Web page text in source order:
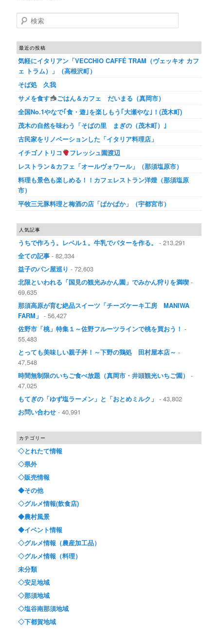
検索
最近の投稿
気軽にイタリアン「VECCHIO CAFFÉ TRAM（ヴェッキオ カフ
ェ トラム）」（高根沢町）
そば処 久我
サメを食す
ごはん＆カフェ だいまる（真岡市）
全国No.1やなで｢食・遊｣を楽しもう｢大瀬やな｣！(茂木町)
茂木の自然を味わう「そばの里 まぎの（茂木町）｣
古民家をリノベーションした「イタリア料理店」
イチゴノトリコ
フレッシュ園渡辺
レストラン＆カフェ「オールヴォワール」（那須塩原市）
料理も景色も楽しめる！！カフェレストラン洋燈（那須塩原
市）
平牧三元豚料理と梅酒の店「ぱかぱか」（宇都宮市）
人気記事
うちで作ろう。レベル１。牛乳でバターを作る。
- 213,291
全ての記事 - 82,334
益子のパン屋巡り - 72,603
北限といわれる「国見の観光みかん園」でみかん狩りを満喫 -
69,635
那須高原が育む絶品スイーツ「チーズケーキ工房 MANIWA
FARM」 - 56,427
佐野市「桃」特集１～佐野フルーツラインで桃を買おう！ -
55,483
とっても美味しい親子丼！～下野の鶏処 田村屋本店～ -
47,548
時間無制限のいちご食べ放題（真岡市・井頭観光いちご園）
-
47,025
もてぎの「ゆず塩ラーメン」と「おとめミルク」 - 43,802
お問い合わせ - 40,991
カテゴリー
◇とれたて情報
◇県外
◇販売情報
◆その他
◇グルメ情報(飲食店)
◆農村風景
◆イベント情報
◇グルメ情報（農産加工品）
◇グルメ情報（料理）
未分類
◇安足地域
◇那須地域
◇塩谷南那須地域
◇下都賀地域